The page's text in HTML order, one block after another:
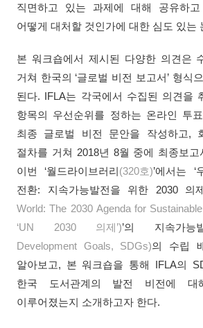
직면하고 있는 과제에 대해 공유하
어떻게 대처할 것인가에 대한 심도 있는
본 워크숍에서 제시된 다양한 의견은
거쳐 한국의 ‘글로벌 비전 보고서’ 형식
된다. IFLA는 각국에서 수집된 의견을
항목의 우선순위를 정하는 온라인 투
최종 글로벌 비전 문안을 작성하고,
절차를 거쳐 2018년 8월 중에 최종보
이번 ‘월드라이브러리(320호)’에서는
전환: 지속가능발전을 위한 2030 의
World: The 2030 Agenda for
‘UN 2030 의제’)’의 지속가능
Development Goals, SDGs)의 수립
알아보고, 본 워크숍을 통해 IFLA의
한국 도서관계의 발전 비전에 대
이루어졌는지 소개하고자 한다.